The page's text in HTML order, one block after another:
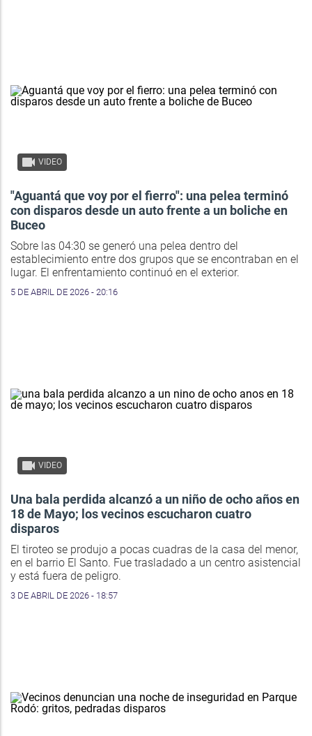
VIDEO
"Aguantá que voy por el fierro": una pelea terminó
con disparos desde un auto frente a un boliche en
Buceo
Sobre las 04:30 se generó una pelea dentro del
establecimiento entre dos grupos que se encontraban en el
lugar. El enfrentamiento continuó en el exterior.
5 DE ABRIL DE 2026 - 20:16
VIDEO
Una bala perdida alcanzó a un niño de ocho años en
18 de Mayo; los vecinos escucharon cuatro
disparos
El tiroteo se produjo a pocas cuadras de la casa del menor,
en el barrio El Santo. Fue trasladado a un centro asistencial
y está fuera de peligro.
3 DE ABRIL DE 2026 - 18:57